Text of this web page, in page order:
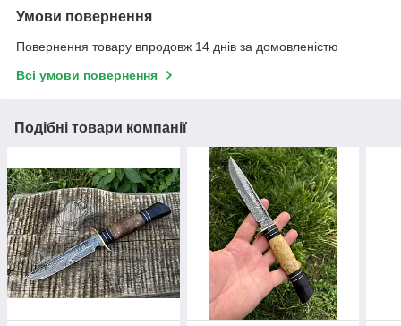
Умови повернення
Повернення товару впродовж 14 днів за домовленістю
Всі умови повернення
Подібні товари компанії